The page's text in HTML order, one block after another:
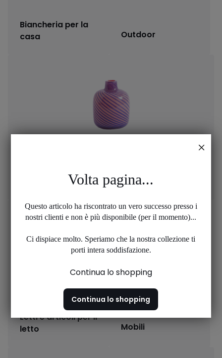
Biancheria per la
casa
Outdoor
Complementi d'arredo
Letti e articoli per il
letto
Mobili
Volta pagina...
Questo articolo ha riscontrato un vero successo presso i
nostri clienti e non è più disponibile (per il momento)...
Ci dispiace molto. Speriamo che la nostra collezione ti
porti intera soddisfazione.
Continua lo shopping
Continua lo shopping